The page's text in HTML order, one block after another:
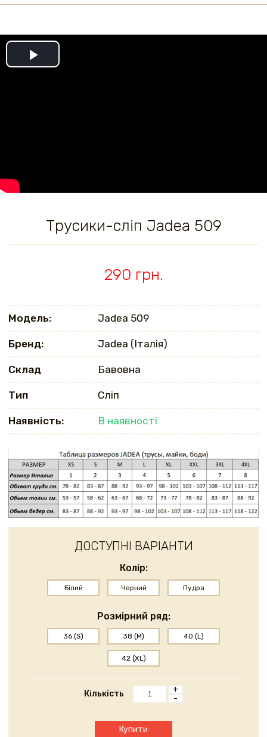
Play
Трусики-сліп Jadea 509
290 грн.
Модель: Jadea 509
Бренд: Jadea (Італія)
Склад Бавовна
Тип Сліп
Наявність: В наявності
ДОСТУПНІ ВАРІАНТИ
Колір:
Білий Чорний Пудра
Розмірний ряд:
36 (S) 38 (M) 40 (L)
42 (XL)
Кількість
+
-
Купити